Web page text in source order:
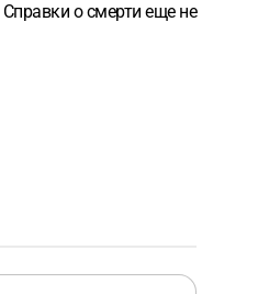
о смерти еще не